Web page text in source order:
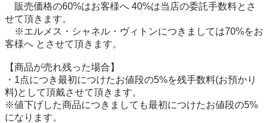
販売価格の60%はお客様へ 40%は当店の委託手数料とさ
せて頂きます。
※エルメス・シャネル・ヴィトンにつきましては70%をお
客様へ とさせて頂きます。
【商品が売れ残った場合】
・1点につき最初につけたお値段の5%を残手数料(お預かり
料)として頂戴させて頂きます。
※値下げした商品につきましても最初につけたお値段の5%
になります。